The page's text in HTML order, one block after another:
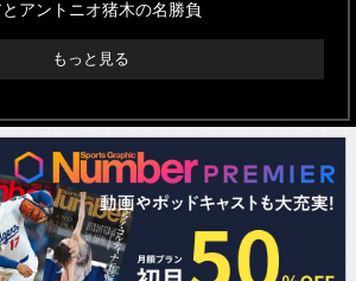
とアントニオ猪木の名勝負
もっと見る